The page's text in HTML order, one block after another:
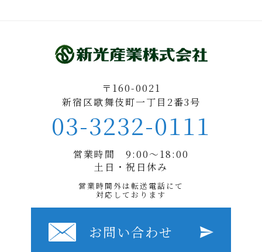
〒160-0021
新宿区歌舞伎町一丁目2番3号
03-3232-0111
営業時間 9:00〜18:00
土日・祝日休み
営業時間外は転送電話にて
対応しております
お問い合わせ